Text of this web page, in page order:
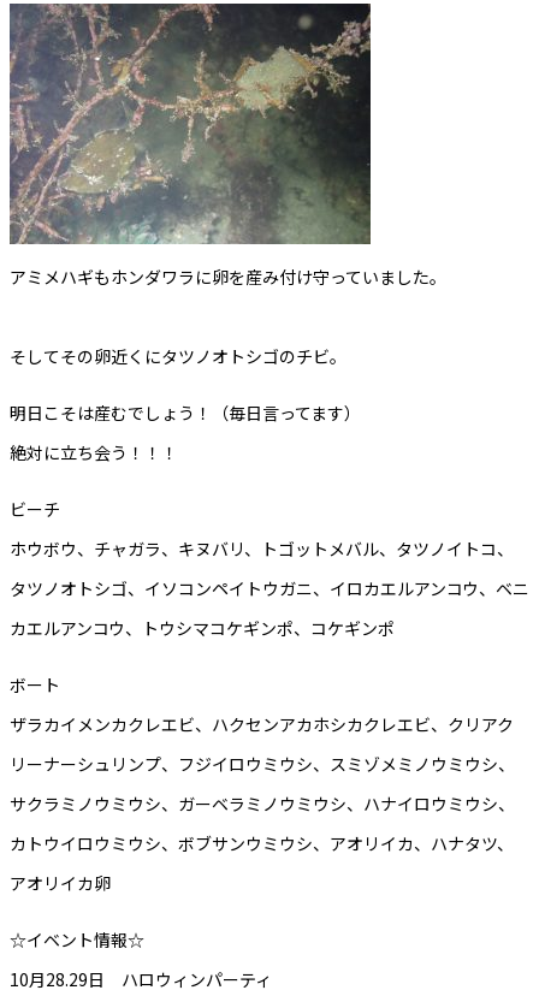
アミメハギもホンダワラに卵を産み付け守っていました。
そしてその卵近くにタツノオトシゴのチビ。
明日こそは産むでしょう！（毎日言ってます）
絶対に立ち会う！！！
ビーチ
ホウボウ、チャガラ、キヌバリ、トゴットメバル、タツノイトコ、
タツノオトシゴ、イソコンペイトウガニ、イロカエルアンコウ、ベニ
カエルアンコウ、トウシマコケギンポ、コケギンポ
ボート
ザラカイメンカクレエビ、ハクセンアカホシカクレエビ、クリアク
リーナーシュリンプ、フジイロウミウシ、スミゾメミノウミウシ、
サクラミノウミウシ、ガーベラミノウミウシ、ハナイロウミウシ、
カトウイロウミウシ、ボブサンウミウシ、アオリイカ、ハナタツ、
アオリイカ卵
☆イベント情報☆
10月28.29日 ハロウィンパーティ